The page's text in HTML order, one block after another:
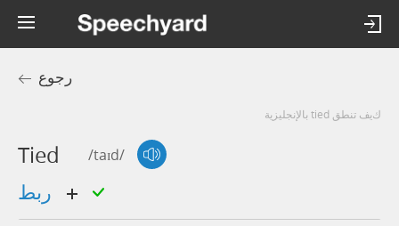
رجوع
كيف تنطق tied بالإنجليزية
Tied /taɪd/